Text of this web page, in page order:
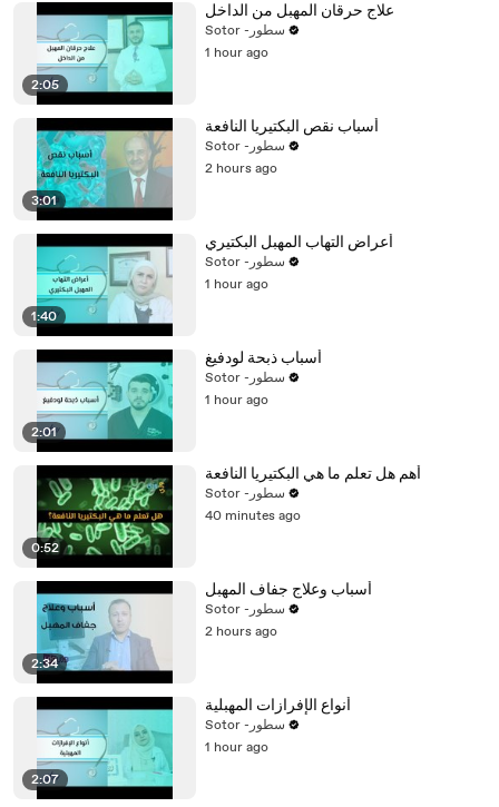
2:05
علاج حرقان المهبل من الداخل
Sotor -سطور
1 hour ago
3:01
أسباب نقص البكتيريا النافعة
Sotor -سطور
2 hours ago
1:40
أعراض التهاب المهبل البكتيري
Sotor -سطور
1 hour ago
2:01
أسباب ذبحة لودفيغ
Sotor -سطور
1 hour ago
0:52
أهم هل تعلم ما هي البكتيريا النافعة
Sotor -سطور
40 minutes ago
2:34
أسباب وعلاج جفاف المهبل
Sotor -سطور
2 hours ago
2:07
أنواع الإفرازات المهبلية
Sotor -سطور
1 hour ago